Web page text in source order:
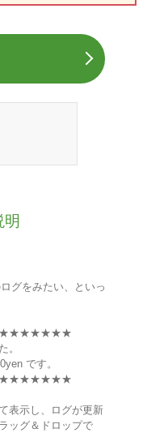
明
グをみたい、といっ
。
です。
表示し、ログが更新
ッグ＆ドロップで